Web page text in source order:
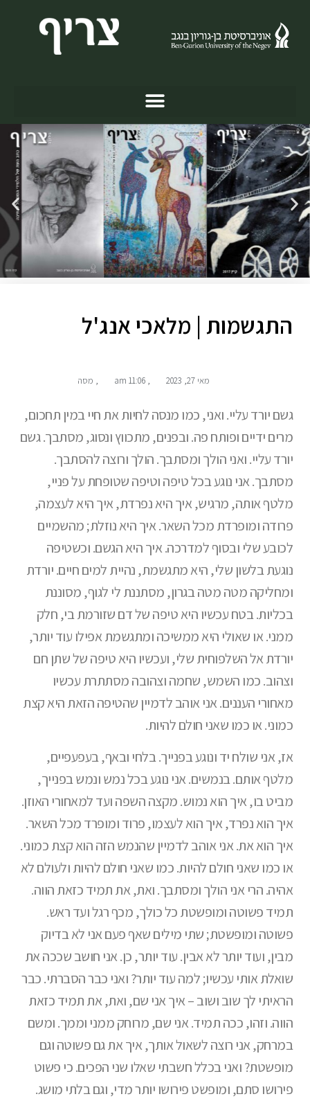
התגשמות | מלאכי אנג'ל
מאי 27, 2023 11:06 am מסה
גשם יורד עליי. ואני, כמו מנסה לחיות את חיי במין תחכום,
מרים ידיים ופותח פה. ובפנים, מתכווץ ונסוג, מסתבך. גשם
יורד עליי. ואני הולך ומסתבך. הולך ורוצה להסתבך.
מסתבך. אני נוגע בכל טיפה וטיפה שטופחת על פניי,
מלטף אותה, מרגיש, איך היא נפרדת, איך היא לעצמה,
פרודה ומופרדת מכל השאר. איך היא נוזלת; מהשמיים
לכובע שלי ובסוף למדרכה. איך היא הגשם. וכשטיפה
נוגעת בלשון שלי, היא מתגשמת, נהיית למים חיים. יורדת
ומחליקה מטה מטה בגרון, מסתננת לי לגוף, מסוננת
בכליות. בטח עכשיו היא טיפה של דם שזורמת בי, חלק
ממני. או שאולי היא ממשיכה ומתגשמת אפילו עוד יותר,
יורדת אל השלפוחית שלי, ועכשיו היא טיפה של שתן חם
וצהוב. כמו השמש, שחמה וצהובה מסתתרת עכשיו
מאחורי העננים. אני אוהב לדמיין שהטיפה הזאת היא קצת
כמוני. או כמו שאני חולם להיות.
אז, אני שולח יד ונוגע בפנייך. בלחי ובאף, בעפעפיים,
מלטף אותם. בנמשים. אני נוגע בכל נמש ונמש בפנייך,
מביט בו, איך הוא נמוש. מקצה השפה ועד למאחורי האוזן.
איך הוא נפרד, איך הוא לעצמו, פרוד ומופרד מכל השאר.
איך הוא את. אני אוהב לדמיין שהנמש הזה הוא קצת כמוני.
או כמו שאני חולם להיות. כמו שאני חולם להיות ולעולם לא
אהיה. הרי אני הולך ומסתבך. ואת, את תמיד כזאת הווה.
תמיד פשוטה ומופשטת כל כולך, מכף רגל ועד ראש.
פשוטה ומופשטת; שתי מילים שאף פעם אני לא בדיוק
מבין, ועוד יותר לא אבין. עוד יותר, כן. אני חושב שככה את
שואלת אותי עכשיו; למה עוד יותר? ואני כבר הסברתי. כבר
הראיתי לך שוב ושוב – איך אני שם, ואת, את תמיד כזאת
הווה. וזהו, ככה תמיד. אני שם, מרוחק ממני וממך. ומשם
במרחק, אני רוצה לשאול אותך, איך את גם פשוטה וגם
מופשטת? ואני בכלל חשבתי שאלו שני הפכים. כי פשוט
פירושו סתם, ומופשט פירושו יותר מדי, וגם בלתי מושג.